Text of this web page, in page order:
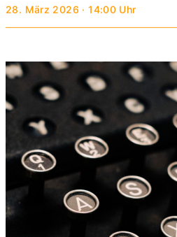
28. März 2026 · 14:00 Uhr